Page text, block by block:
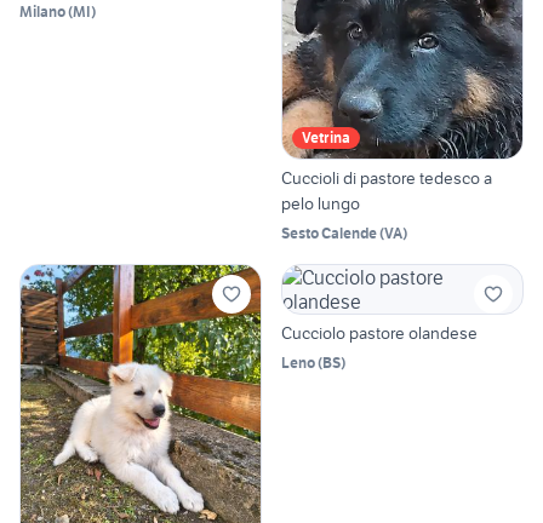
Milano(MI)
Vetrina
Cuccioli di pastore tedesco a
pelo lungo
Sesto Calende(VA)
Cucciolo pastore olandese
Leno(BS)